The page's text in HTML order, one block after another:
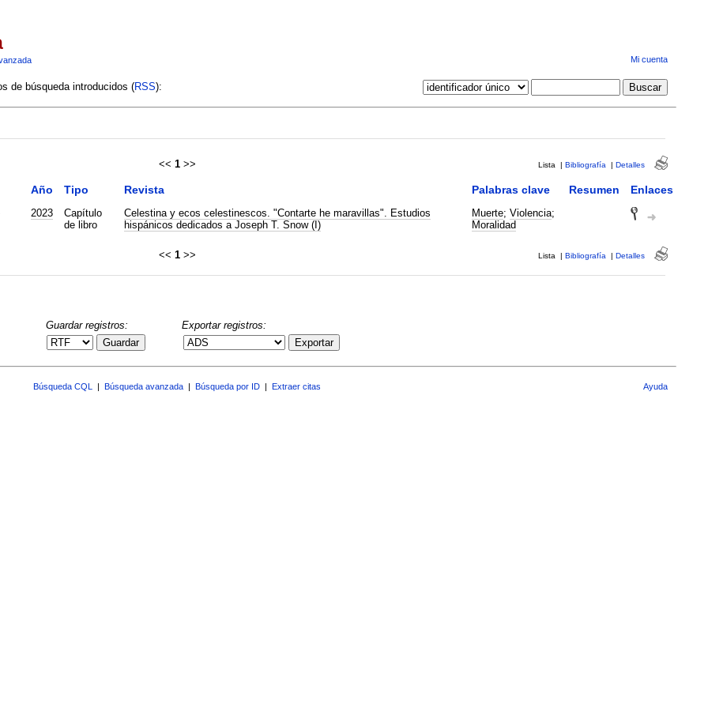
Mi cuenta
de búsqueda introducidos (RSS):
<< 1 >> Lista | Bibliografía | Detalles
Año Tipo Revista Palabras clave Resumen Enlaces
2023
Capítulo
de libro
Celestina y ecos celestinescos. "Contarte he maravillas". Estudios
hispánicos dedicados a Joseph T. Snow (I)
Muerte; Violencia;
Moralidad
<< 1 >> Lista | Bibliografía | Detalles
Guardar registros:
Guardar
Exportar registros:
Exportar
Búsqueda CQL Búsqueda avanzada Búsqueda por ID Extraer citas Ayuda